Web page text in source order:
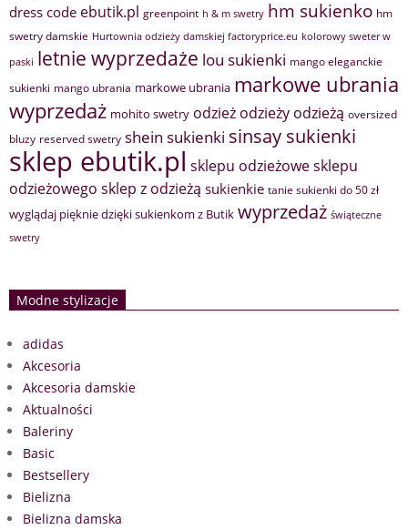
dress code ebutik.pl greenpoint h & m swetry hm sukienko hm
swetry damskie Hurtownia odzieży damskiej factoryprice.eu kolorowy sweter w
paski letnie wyprzedaże lou sukienki mango eleganckie
sukienki mango ubrania markowe ubrania markowe ubrania
wyprzedaż mohito swetry odzież odzieży odzieżą oversized
bluzy reserved swetry shein sukienki sinsay sukienki
sklep ebutik.pl sklepu odzieżowesklepu
odzieżowego sklep z odzieżą sukienkie tanie sukienki do 50 zł
wyglądaj pięknie dzięki sukienkom z Butik wyprzedaż świąteczne
swetry
Modne stylizacje
adidas
Akcesoria
Akcesoria damskie
Aktualności
Baleriny
Basic
Bestsellery
Bielizna
Bielizna damska